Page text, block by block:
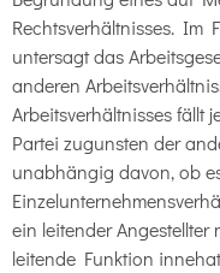
Rechtsverhältnisses. Im
untersagt das
anderen
Arbeitsverhältnisses fällt
Partei zugunsten der
unabhängig davon, ob
ein leitender Angestellter
leitende Funktion